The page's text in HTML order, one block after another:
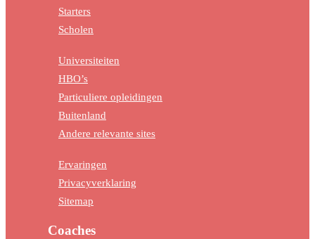
Starters
Scholen
Universiteiten
HBO’s
Particuliere opleidingen
Buitenland
Andere relevante sites
Ervaringen
Privacyverklaring
Sitemap
Coaches